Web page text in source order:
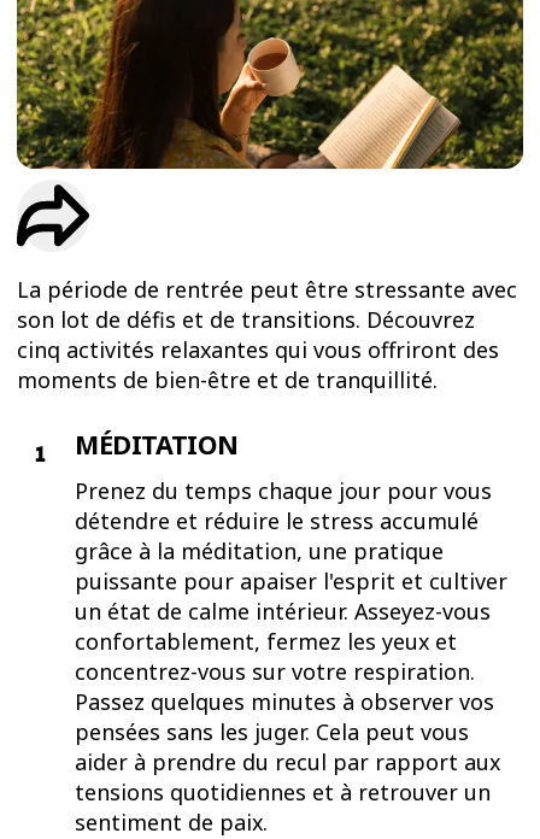
ESSAIS
ENTRAINEMENT
La période de rentrée peut être stressante avec
son lot de défis et de transitions. Découvrez
cinq activités relaxantes qui vous offriront des
moments de bien-être et de tranquillité.
MÉDITATION
Prenez du temps chaque jour pour vous
détendre et réduire le stress accumulé
grâce à la méditation, une pratique
puissante pour apaiser l'esprit et cultiver
un état de calme intérieur. Asseyez-vous
confortablement, fermez les yeux et
concentrez-vous sur votre respiration.
Passez quelques minutes à observer vos
pensées sans les juger. Cela peut vous
aider à prendre du recul par rapport aux
tensions quotidiennes et à retrouver un
sentiment de paix.